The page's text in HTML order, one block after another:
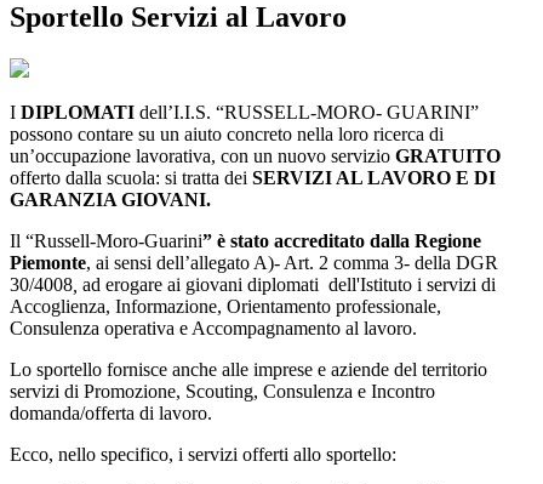
Sportello Servizi al Lavoro
I DIPLOMATI dell’I.I.S. “RUSSELL-MORO- GUARINI”
possono contare su un aiuto concreto nella loro ricerca di
un’occupazione lavorativa, con un nuovo servizio GRATUITO
offerto dalla scuola: si tratta dei SERVIZI AL LAVORO E DI
GARANZIA GIOVANI.
Il “Russell-Moro-Guarini” è stato accreditato dalla Regione
Piemonte, ai sensi dell’allegato A)- Art. 2 comma 3- della DGR
30/4008 ad erogare ai giovani diplomati dell'Istituto i servizi di
Accoglienza, Informazione, Orientamento professionale,
Consulenza operativa e Accompagnamento al lavoro.
Lo sportello fornisce anche alle imprese e aziende del territorio
servizi di Promozione, Scouting, Consulenza e Incontro
domanda/offerta di lavoro.
Ecco, nello specifico, i servizi offerti allo sportello: